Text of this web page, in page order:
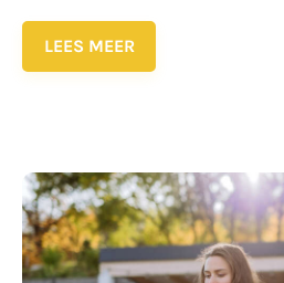
LEES MEER